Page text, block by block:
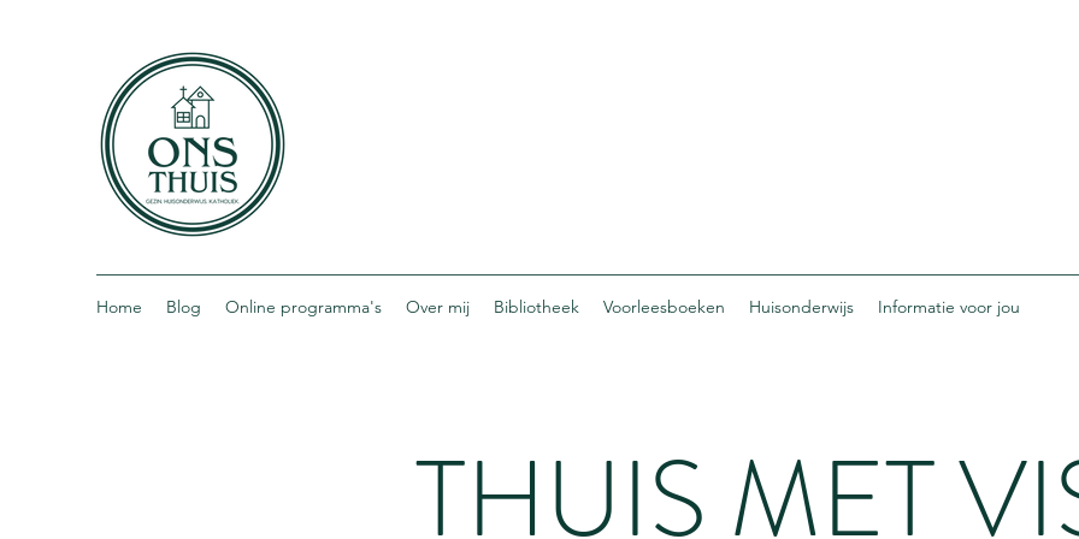
Home Blog Online programma's Over mij Bibliotheek Voorleesboeken Huisonderwijs Informatie voor jou
THUIS MET